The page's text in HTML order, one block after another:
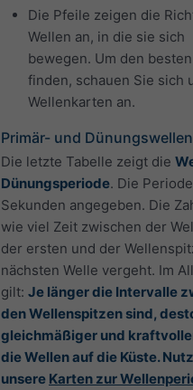
Die Pfeile zeigen die
Wellen an, in die sie sich
bewegen. Um den
finden, schauen Sie sich
Wellenkarten an.
Primär- und
Die letzte Tabelle zeigt die
Dünungsperiode. Die
Sekunden angegeben. Die
wie viel Zeit zwischen der
der ersten und der
nächsten Welle vergeht. Im
gilt: Je länger die Intervalle
den Wellenspitzen sind,
gleichmäßiger und
die Wellen auf die Küste.
unsere Karten zur